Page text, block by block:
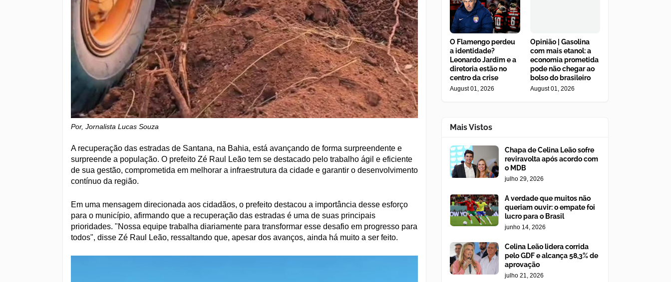
Por, Jornalista Lucas Souza
A recuperação das estradas de Santana, na Bahia, está avançando de forma surpreendente e
surpreende a população. O prefeito Zé Raul Leão tem se destacado pelo trabalho ágil e eficiente
de sua gestão, comprometida em melhorar a infraestrutura da cidade e garantir o desenvolvimento
contínuo da região.
Em uma mensagem direcionada aos cidadãos, o prefeito destacou a importância desse esforço
para o município, afirmando que a recuperação das estradas é uma de suas principais
prioridades. "Nossa equipe trabalha diariamente para transformar esse desafio em progresso para
todos", disse Zé Raul Leão, ressaltando que, apesar dos avanços, ainda há muito a ser feito.
O Flamengo perdeu
a identidade?
Leonardo Jardim e a
diretoria estão no
centro da crise
August 01, 2026
Opinião | Gasolina
com mais etanol: a
economia prometida
pode não chegar ao
bolso do brasileiro
August 01, 2026
Mais Vistos
Chapa de Celina Leão sofre
reviravolta após acordo com
o MDB
julho 29, 2026
A verdade que muitos não
queriam ouvir: o empate foi
lucro para o Brasil
junho 14, 2026
Celina Leão lidera corrida
pelo GDF e alcança 58,3% de
aprovação
julho 21, 2026